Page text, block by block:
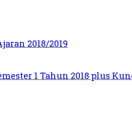
2018/2019
1 Tahun 2018 plus